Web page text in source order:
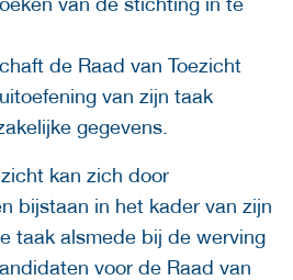
de Raad van Toezicht
van zijn taak
gegevens.
kan zich door
bijstaan in het kader van zijn
taak alsmede bij de werving
voor de Raad van